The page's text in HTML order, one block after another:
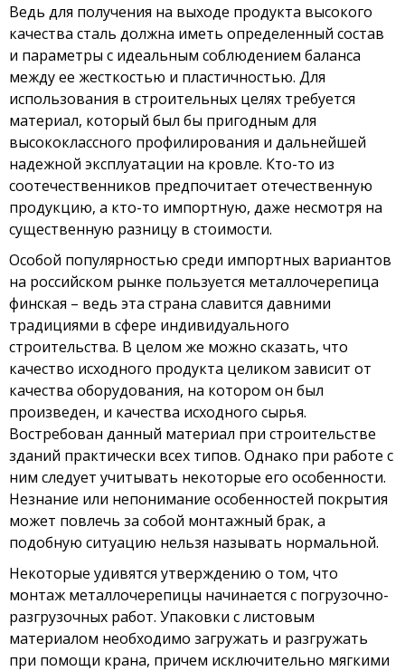
Ведь для получения на выходе продукта высокого
качества сталь должна иметь определенный состав
и параметры с идеальным соблюдением баланса
между ее жесткостью и пластичностью. Для
использования в строительных целях требуется
материал, который был бы пригодным для
высококлассного профилирования и дальнейшей
надежной эксплуатации на кровле. Кто-то из
соотечественников предпочитает отечественную
продукцию, а кто-то импортную, даже несмотря на
существенную разницу в стоимости.
Особой популярностью среди импортных вариантов
на российском рынке пользуется металлочерепица
финская – ведь эта страна славится давними
традициями в сфере индивидуального
строительства. В целом же можно сказать, что
качество исходного продукта целиком зависит от
качества оборудования, на котором он был
произведен, и качества исходного сырья.
Востребован данный материал при строительстве
зданий практически всех типов. Однако при работе с
ним следует учитывать некоторые его особенности.
Незнание или непонимание особенностей покрытия
может повлечь за собой монтажный брак, а
подобную ситуацию нельзя называть нормальной.
Некоторые удивятся утверждению о том, что
монтаж металлочерепицы начинается с погрузочно-
разгрузочных работ. Упаковки с листовым
материалом необходимо загружать и разгружать
при помощи крана, причем исключительно мягкими